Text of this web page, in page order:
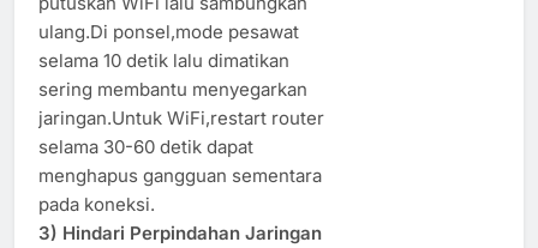
ulang.Di ponsel,mode pesawat
selama 10 detik lalu dimatikan
sering membantu menyegarkan
jaringan.Untuk WiFi,restart router
selama 30-60 detik dapat
menghapus gangguan sementara
pada koneksi.
3) Hindari Perpindahan Jaringan